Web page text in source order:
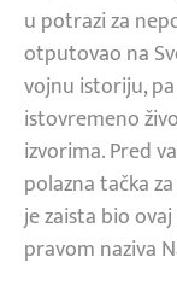
u potrazi za
otputovao na
vojnu istoriju,
istovremeno
izvorima. Pred
polazna tačka
je zaista bio
pravom naziva